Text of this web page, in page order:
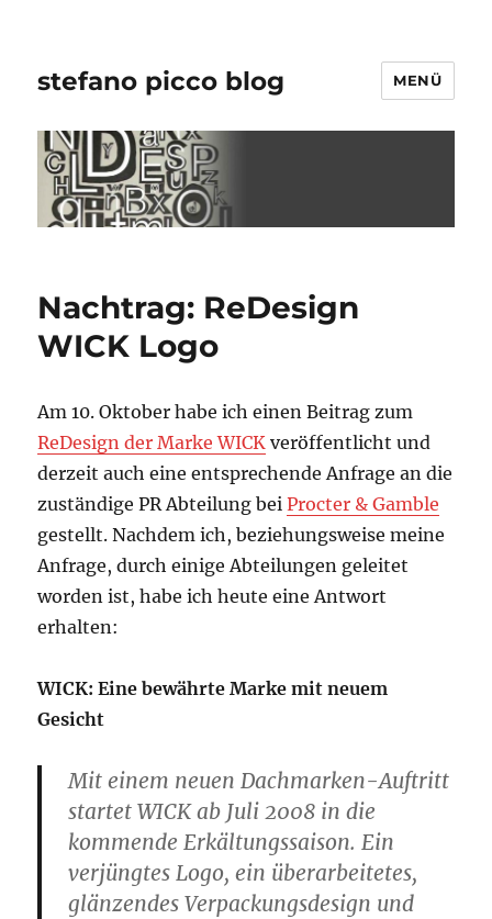
stefano picco blog MENÜ
Nachtrag: ReDesign
WICK Logo
Am 10. Oktober habe ich einen Beitrag zum
ReDesign der Marke WICK veröffentlicht und
derzeit auch eine entsprechende Anfrage an die
zuständige PR Abteilung beiProcter & Gamble
gestellt. Nachdem ich, beziehungsweise meine
Anfrage, durch einige Abteilungen geleitet
worden ist, habe ich heute eine Antwort
erhalten:
WICK: Eine bewährte Marke mit neuem
Gesicht
Mit einem neuen Dachmarken-Auftritt
startet WICK ab Juli 2008 in die
kommende Erkältungssaison. Ein
verjüngtes Logo, ein überarbeitetes,
glänzendes Verpackungsdesign und